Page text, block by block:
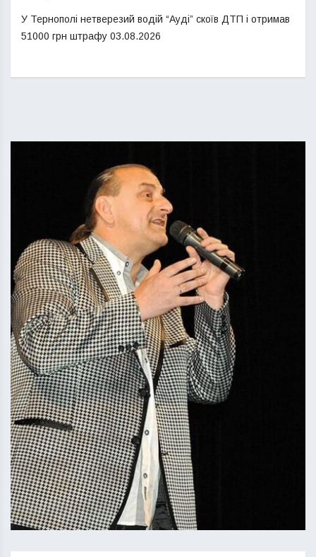
У Тернополі нетверезий водій “Ауді” скоїв ДТП і отримав
51000 грн штрафу 03.08.2026